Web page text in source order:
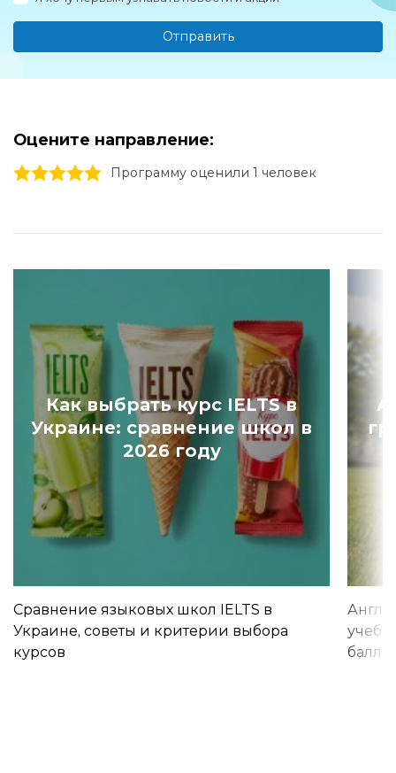
Отправить
Оцените направление:
5 stars
4 stars
3 stars
2 stars
1 stars Программу оценили 1 человек
Как выбрать курс IELTS в
Украине: сравнение школ в
2026 году
Сравнение языковых школ IELTS в
Украине, советы и критерии выбора
курсов
учебы
баллы